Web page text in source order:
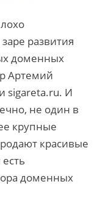
развития
доменных
Артемий
sigareta.ru. И
не один в
крупные
красивые
доменных